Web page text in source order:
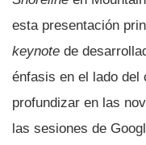
esta presentación
keynote de
énfasis en el lado del
profundizar en las
las sesiones de